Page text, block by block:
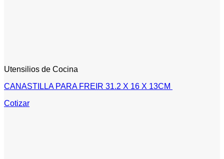
Utensilios de Cocina
CANASTILLA PARA FREIR 31.2 X 16 X 13CM
Cotizar